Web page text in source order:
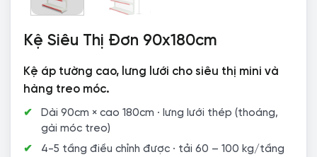
Kệ Siêu Thị Đơn 90x180cm
Kệ áp tường cao, lưng lưới cho siêu thị mini và
hàng treo móc.
Dài 90cm × cao 180cm · lưng lưới thép (thoáng,
gài móc treo)
4-5 tầng điều chỉnh được · tải 60 – 100 kg/tầng